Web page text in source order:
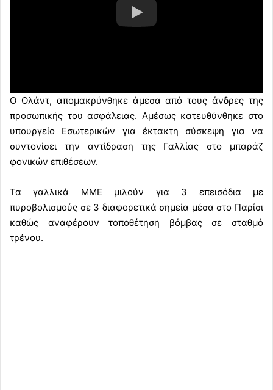
Ο Ολάντ, απομακρύνθηκε άμεσα από τους άνδρες της
προσωπικής του ασφάλειας. Αμέσως κατευθύνθηκε στο
υπουργείο Εσωτερικών για έκτακτη σύσκεψη για να
συντονίσει την αντίδραση της Γαλλίας στο μπαράζ
φονικών επιθέσεων.
Τα γαλλικά ΜΜΕ μιλούν για 3 επεισόδια με
πυροβολισμούς σε 3 διαφορετικά σημεία μέσα στο Παρίσι
καθώς αναφέρουν τοποθέτηση βόμβας σε σταθμό
τρένου.